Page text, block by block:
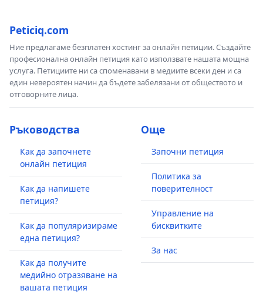
Peticiq.com
Ние предлагаме безплатен хостинг за онлайн петиции. Създайте
професионална онлайн петиция като използвате нашата мощна
услуга. Петициите ни са споменавани в медиите всеки ден и са
един невероятен начин да бъдете забелязани от обществото и
отговорните лица.
Ръководства
Как да започнете
онлайн петиция
Как да напишете
петиция?
Как да популяризираме
една петиция?
Как да получите
медийно отразяване на
вашата петиция
Още
Започни петиция
Политика за
поверителност
Управление на
бисквитките
За нас